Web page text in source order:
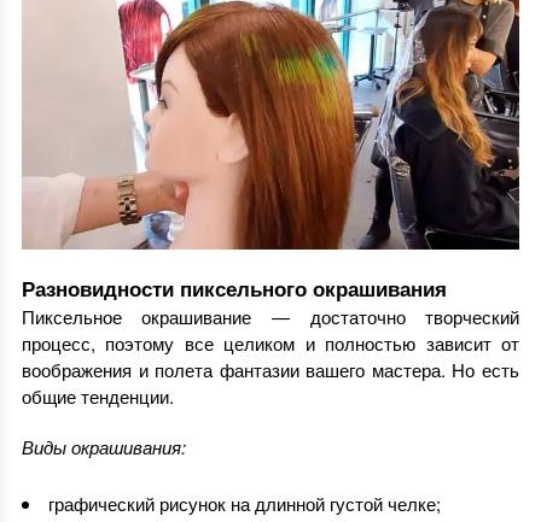
Разновидности пиксельного окрашивания
Пиксельное окрашивание — достаточно творческий
процесс, поэтому все целиком и полностью зависит от
воображения и полета фантазии вашего мастера. Но есть
общие тенденции.
Виды окрашивания:
графический рисунок на длинной густой челке;